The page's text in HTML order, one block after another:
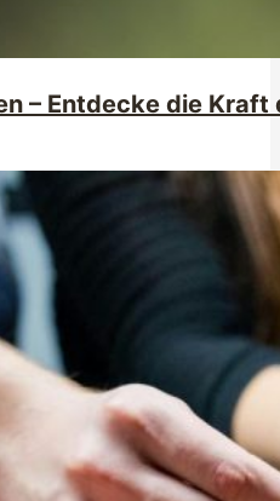
– Entdecke die Kraft